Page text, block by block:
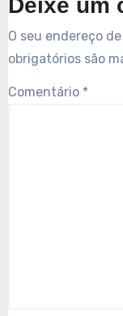
O seu endereço
obrigatórios são
Comentário *